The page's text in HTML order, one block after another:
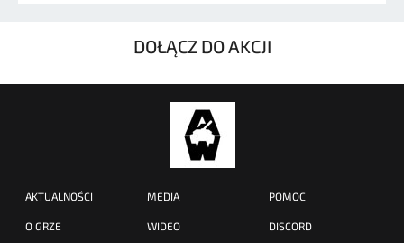
DOŁĄCZ DO AKCJI
AKTUALNOŚCI
O GRZE
MEDIA
WIDEO
POMOC
DISCORD